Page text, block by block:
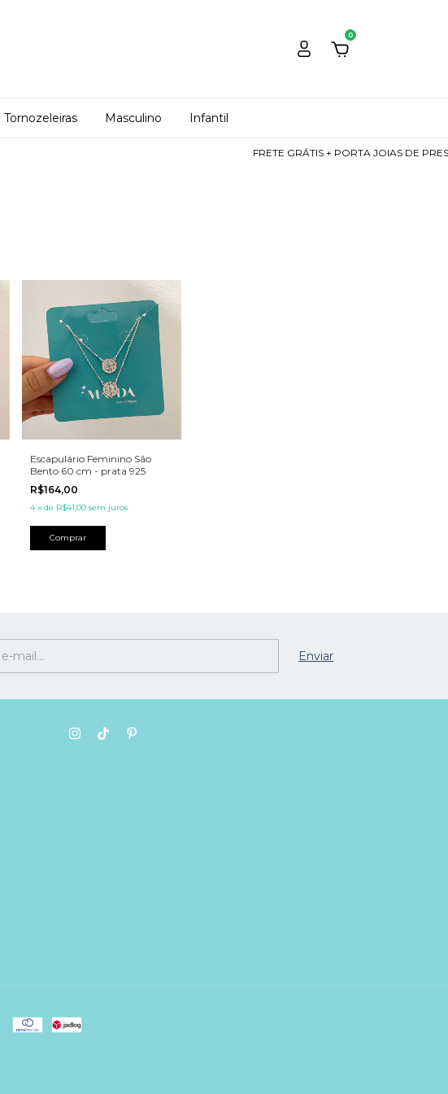
0
Tornozeleiras Masculino Infantil
FRETE GRÁTIS + PORTA JOIAS DE
Escapulário Feminino São
Bento 60 cm - prata 925
R$164,00
4 x de R$41,00 sem juros